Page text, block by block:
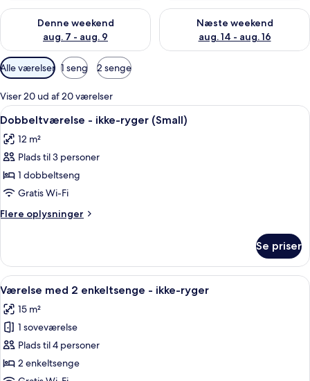
Denne weekend
aug. 7 - aug. 9
Tjek tilgængelighed for denne weekend aug. 7 - aug. 9
Næste weekend
aug. 14 - aug. 16
Tjek tilgængelighed for næste
Tilgængelige
filtre
for
værelser
Alle værelser 1 seng 2 senge
Viser 20 ud af 20 værelser
Indlæs
alle
billeder
af
Dobbeltværelse
-
ikke-
ryger
Et kompakt hotelværelse med et
5
Dobbeltværelse - ikke-ryger (Small)
12 m²
Plads til 3 personer
1 dobbeltseng
Gratis Wi-Fi
Flere oplysninger
Flere
-
ikke-
ryger
Se priser
Indlæs
alle
billeder
af
Værelse
med
Værelse med 2 enkeltsenge - ikke-
6
Værelse med 2 enkeltsenge - ikke-ryger
15 m²
1 soveværelse
Plads til 4 personer
2 enkeltsenge